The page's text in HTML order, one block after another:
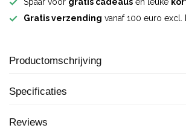
Gratis verzending vanaf 100 euro excl.
Productomschrijving
Specificaties
Reviews